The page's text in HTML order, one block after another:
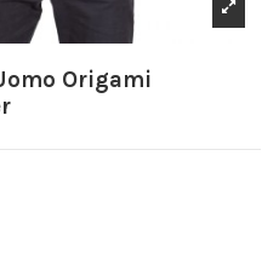
Origami